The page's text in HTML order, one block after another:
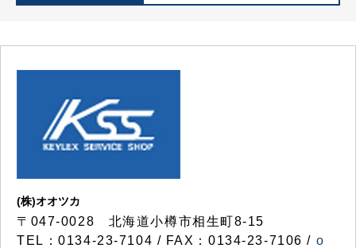
(株)オオツカ
〒047-0028 北海道小樽市相生町8-15
TEL：0134-23-7104 / FAX：0134-23-7106 / o